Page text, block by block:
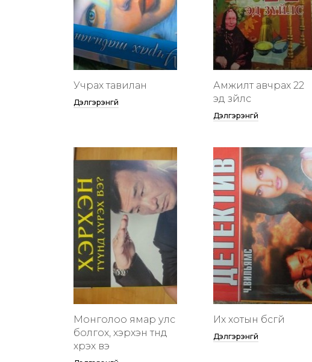
Учрах тавилан
Дэлгэрэнгүй
Амжилт авчрах 22
эд зүйлс
Дэлгэрэнгүй
Монголоо ямар улс
болгох, хэрхэн түүнд
хүрэх вэ
Их хотын бүсгүй
Дэлгэрэнгүй